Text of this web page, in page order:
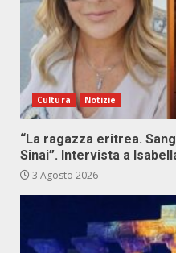
Cultura Notizie
“La ragazza eritrea.
Sinai”. Intervista a
3 Agosto 2026